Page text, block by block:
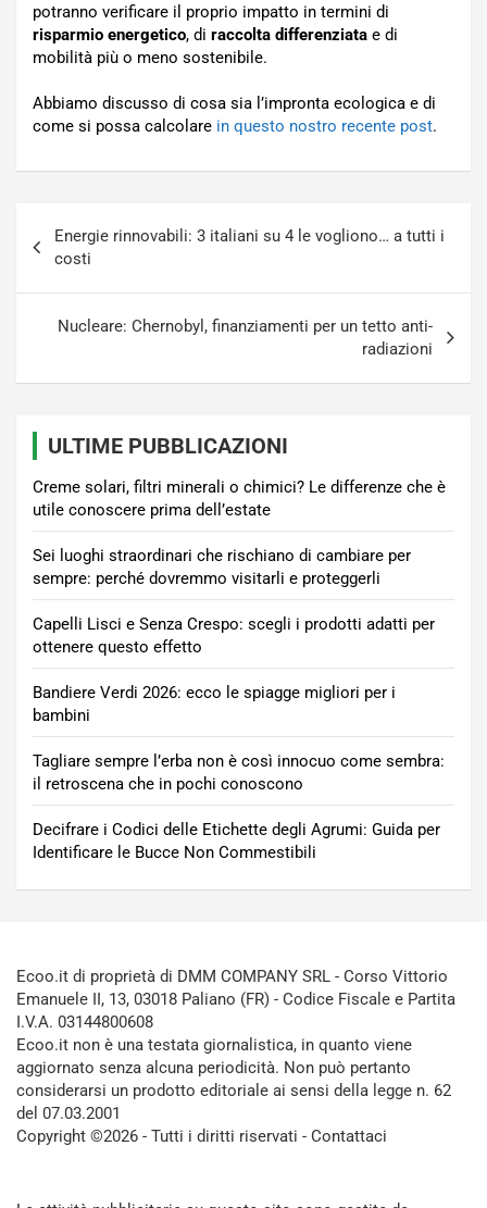
potranno verificare il proprio impatto in termini di
risparmio energetico, di raccolta differenziata e di
mobilità più o meno sostenibile.
Abbiamo discusso di cosa sia l’impronta ecologica e di
come si possa calcolare in questo nostro recente post.
articoli
Energie rinnovabili: 3 italiani su 4 le vogliono… a tutti i
costi
Nucleare: Chernobyl, finanziamenti per un tetto anti-
radiazioni
ULTIME PUBBLICAZIONI
Creme solari, filtri minerali o chimici? Le differenze che è
utile conoscere prima dell’estate
Sei luoghi straordinari che rischiano di cambiare per
sempre: perché dovremmo visitarli e proteggerli
Capelli Lisci e Senza Crespo: scegli i prodotti adatti per
ottenere questo effetto
Bandiere Verdi 2026: ecco le spiagge migliori per i
bambini
Tagliare sempre l’erba non è così innocuo come sembra:
il retroscena che in pochi conoscono
Decifrare i Codici delle Etichette degli Agrumi: Guida per
Identificare le Bucce Non Commestibili
Ecoo.it di proprietà di DMM COMPANY SRL - Corso Vittorio
Emanuele II, 13, 03018 Paliano (FR) - Codice Fiscale e Partita
I.V.A. 03144800608
Ecoo.it non è una testata giornalistica, in quanto viene
aggiornato senza alcuna periodicità. Non può pertanto
considerarsi un prodotto editoriale ai sensi della legge n. 62
del 07.03.2001
Copyright ©2026 - Tutti i diritti riservati - Contattaci